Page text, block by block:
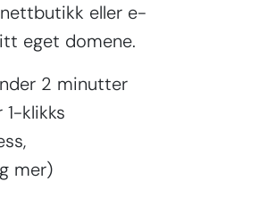
eller e-
eget domene.
2 minutter
klikks
mer)